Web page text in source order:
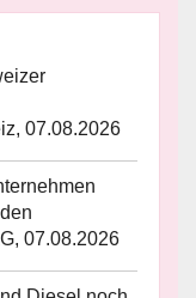
07.08.2026
07.08.2026